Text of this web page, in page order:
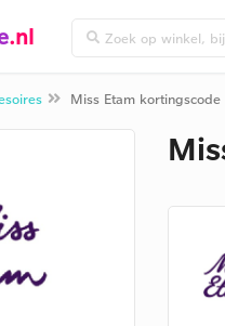
.nl
Miss Etam kortingscode